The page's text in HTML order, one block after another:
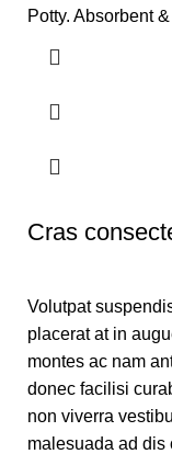
Potty. Absorbent &
Cras
Volutpat
placerat at in
montes ac nam
donec facilisi
non viverra
malesuada ad dis